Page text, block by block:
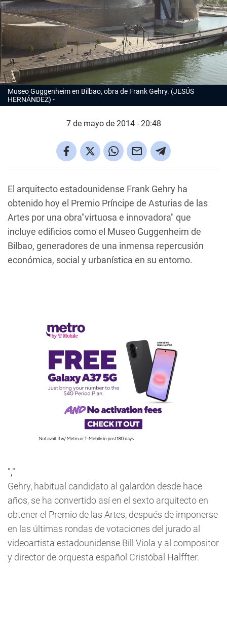
Museo Guggenheim en Bilbao, obra de Frank Gehry. (JESÚS
HERNÁNDEZ)
7 de mayo de 2014 - 20:48
El arquitecto estadounidense Frank Gehry ha
obtenido hoy el Premio Príncipe de Asturias de las
Artes por una obra"virtuosa e innovadora" que
incluye edificios como el Museo Guggenheim de
Bilbao, generadores de una inmensa repercusión
económica, social y urbanística en su entorno.
","
Gehry, habitual candidato al galardón desde hace
años, se ha convertido así en el sexto arquitecto en
obtener el Premio de las Artes, después de imponerse
en las últimas rondas de votaciones del jurado al
videoartista estadounidense Bill Viola y al compositor
y director de orquesta español Cristóbal Halffter.